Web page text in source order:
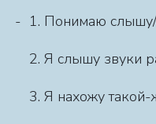
1. Понимаю
2. Я слышу звуки
3. Я нахожу